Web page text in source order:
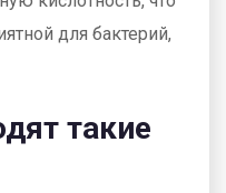
для бактерий,
такие